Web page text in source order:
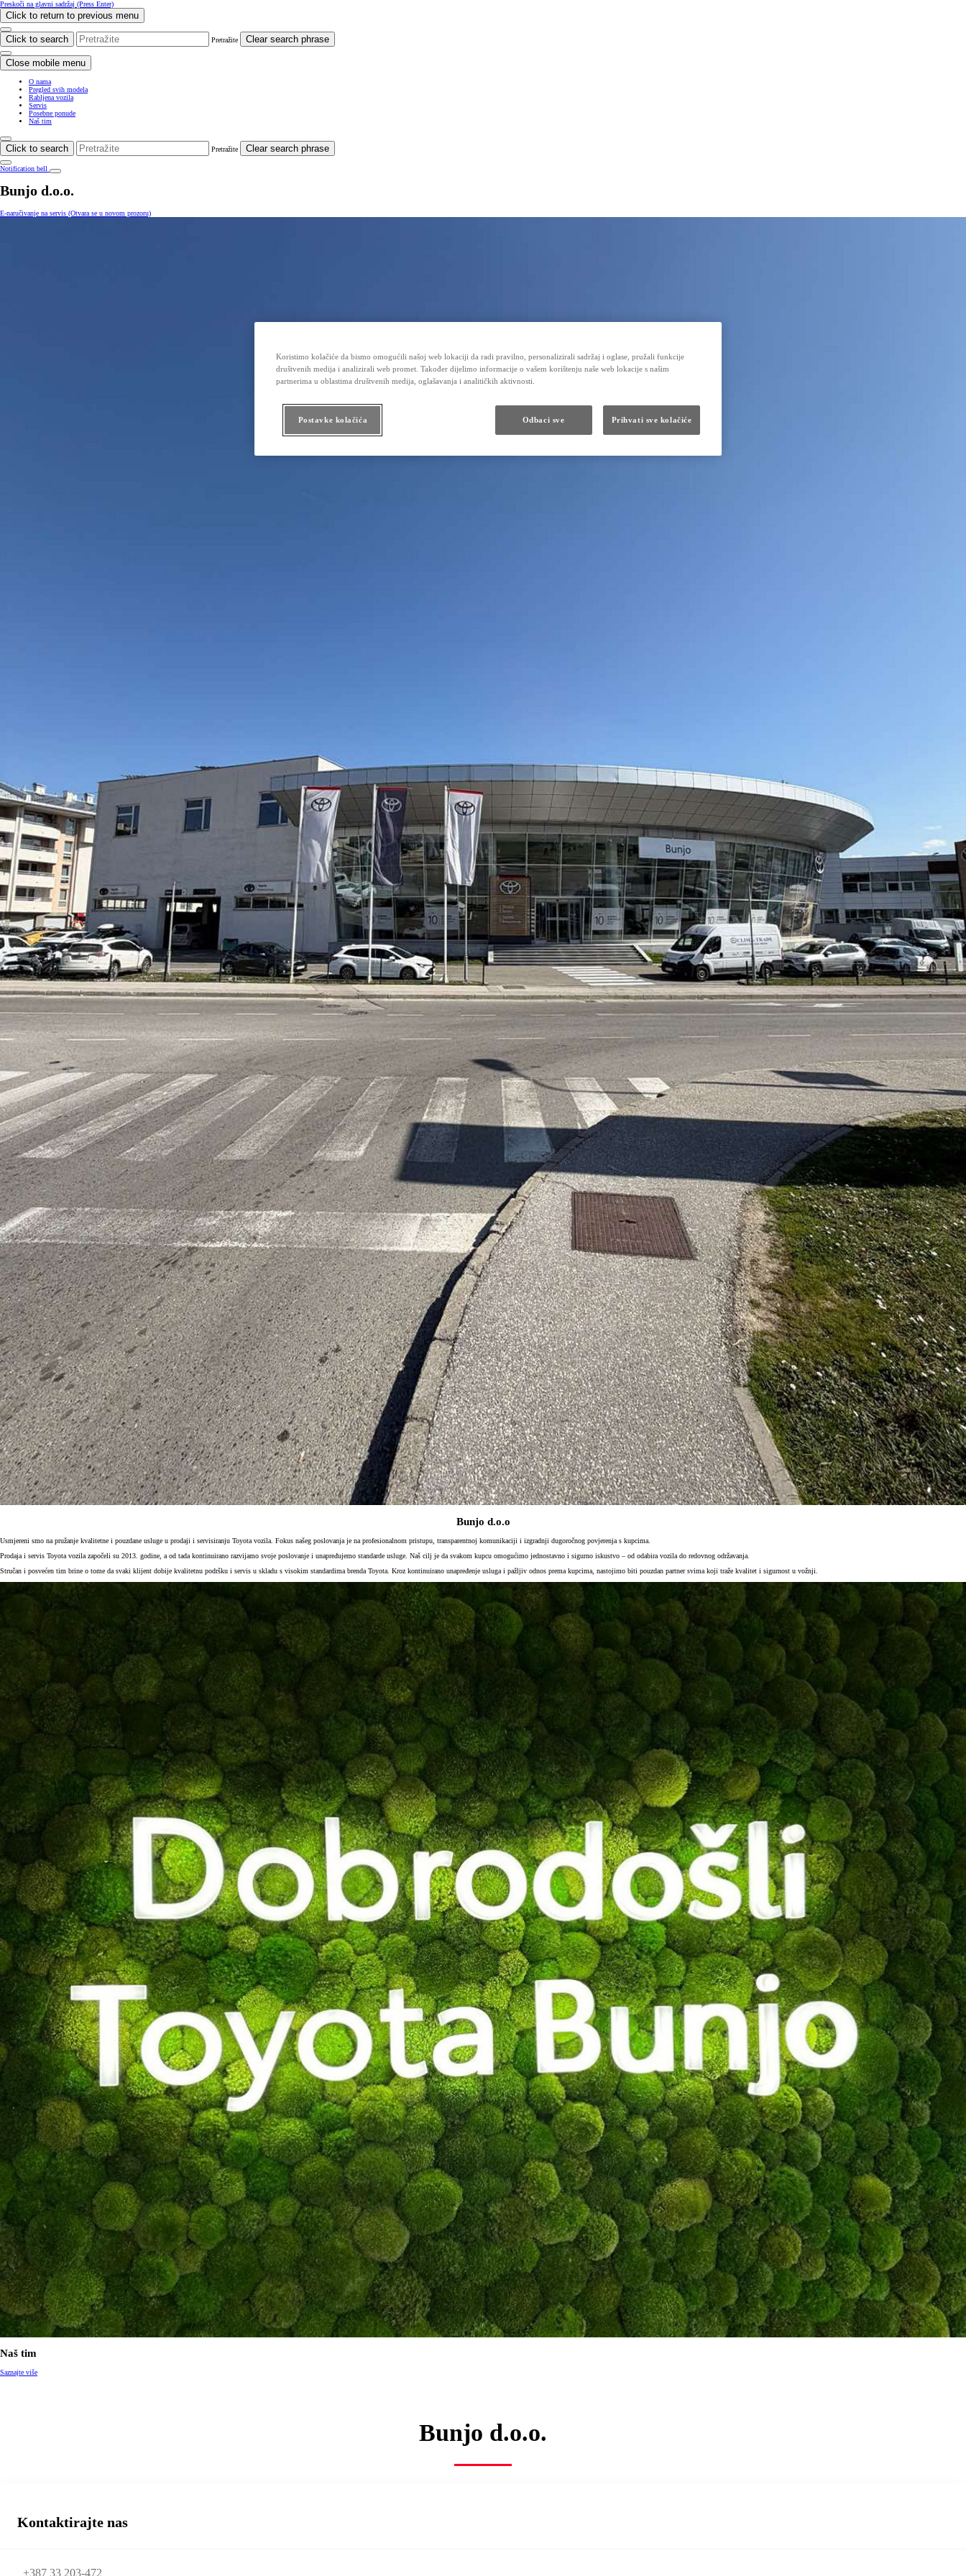
Preskoči na glavni sadržaj (Press Enter)
Click to return to previous menu
Click to search Pretražite Clear search phrase
Close mobile menu
O nama
Pregled svih modela
Rabljena vozila
Servis
Posebne ponude
Naš tim
Click to search Pretražite Clear search phrase
Notification bell
Bunjo d.o.o.
E-naručivanje na servis (Otvara se u novom prozoru)
Bunjo d.o.o
Usmjereni smo na pružanje kvalitetne i pouzdane usluge u prodaji i servisiranju Toyota vozila. Fokus našeg poslovanja je na profesionalnom pristupu, transparentnoj komunikaciji i izgradnji dugoročnog povjerenja s kupcima.
Prodaja i servis Toyota vozila započeli su 2013. godine, a od tada kontinuirano razvijamo svoje poslovanje i unapređujemo standarde usluge. Naš cilj je da svakom kupcu omogućimo jednostavno i sigurno iskustvo – od odabira vozila do redovnog održavanja.
Stručan i posvećen tim brine o tome da svaki klijent dobije kvalitetnu podršku i servis u skladu s visokim standardima brenda Toyota. Kroz kontinuirano unapređenje usluga i pažljiv odnos prema kupcima, nastojimo biti pouzdan partner svima koji traže kvalitet i sigurnost u vožnji.
Naš tim
Saznajte više
Bunjo d.o.o.
Kontaktirajte nas
+387 33 203-472
Koristimo kolačiće da bismo omogućili našoj web lokaciji da radi pravilno, personalizirali sadržaj i oglase, pružali funkcije
društvenih medija i analizirali web promet. Također dijelimo informacije o vašem korištenju naše web lokacije s našim
partnerima u oblastima društvenih medija, oglašavanja i analitičkih aktivnosti.
Postavke kolačića Odbaci sve Prihvati sve kolačiće